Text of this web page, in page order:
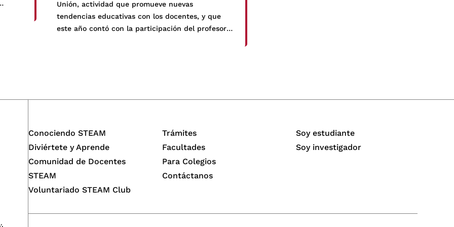
Unión, actividad que promueve nuevas
tendencias educativas con los docentes, y que
este año contó con la participación del profesor
Conociendo STEAM
Diviértete y Aprende
Comunidad de Docentes
STEAM
Voluntariado STEAM Club
Trámites
Facultades
Para Colegios
Contáctanos
Soy estudiante
Soy investigador